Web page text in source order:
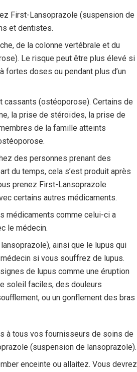
First-Lansoprazole (suspension de
et dentistes.
de la colonne vertébrale et du
Le risque peut être plus élevé si
doses ou pendant plus d’un
cassants (ostéoporose). Certains de
la prise de stéroïdes, la prise de
de la famille atteints
des personnes prenant des
du temps, cela s’est produit après
prenez First-Lansoprazole
certains autres médicaments.
médicaments comme celui-ci a
le médecin.
ainsi que le lupus qui
si vous souffrez de lupus.
de lupus comme une éruption
soleil faciles, des douleurs
ou un gonflement des bras
à tous vos fournisseurs de soins de
(suspension de lansoprazole).
enceinte ou allaitez. Vous devrez